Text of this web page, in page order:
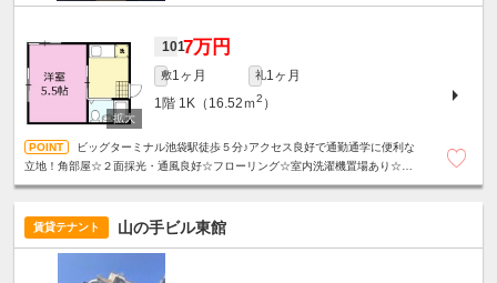
1017万円
敷1ヶ月 礼1ヶ月
1階 1K（16.52ｍ2 ）
ビッグターミナル池袋駅徒歩５分♪アクセス良好で通勤通学に便利な
立地！角部屋☆２面採光・通風良好☆フローリング☆室内洗濯機置場あり☆ユ
賃貸テナント 山の手ビル東館